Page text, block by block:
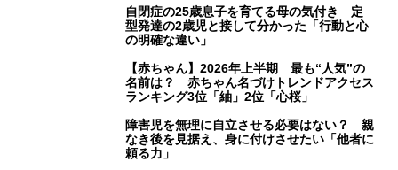
自閉症の25歳息子を育てる母の気付き 定
型発達の2歳児と接して分かった「行動と心
の明確な違い」
【赤ちゃん】2026年上半期 最も“人気”の
名前は？ 赤ちゃん名づけトレンドアクセス
ランキング3位「紬」2位「心桜」
障害児を無理に自立させる必要はない？ 親
なき後を見据え、身に付けさせたい「他者に
頼る力」